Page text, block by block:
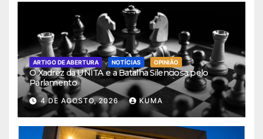
ARTIGO DE ABERTURA NOTÍCIAS OPINIÃO
O Xadrez da UNITA e a Batalha Silenciosa pelo
Parlamento
4 DE AGOSTO, 2026 KUMA